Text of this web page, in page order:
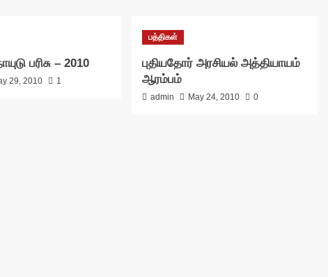
பரிசு – 2010
29, 2010 1
பத்திகள்
புதியதோர் அரசியல் அத்தியாயம்
ஆரம்பம்
admin May 24, 2010 0